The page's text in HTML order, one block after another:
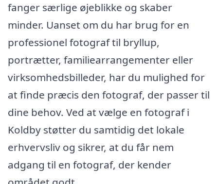
fanger særlige øjeblikke og skaber
minder. Uanset om du har brug for en
professionel fotograf til bryllup,
portrætter, familiearrangementer eller
virksomhedsbilleder, har du mulighed for
at finde præcis den fotograf, der passer til
dine behov. Ved at vælge en fotograf i
Koldby støtter du samtidig det lokale
erhvervsliv og sikrer, at du får nem
adgang til en fotograf, der kender